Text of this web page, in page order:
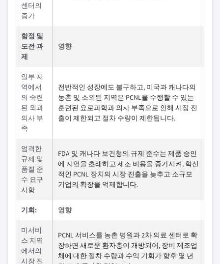
센터의
증가
함정 및
도전 과
제
영향
일부 지
역에서
의 숙련
된 외과
의사 부
족
전반적인 성장에도 불구하고, 미국과 캐나다의
농촌 및 소외된 지역은 PCNL을 수행할 수 있는
훈련된 요로과학과 의사 부족으로 인해 시장 진
출이 제한되고 절차 수량이 제한됩니다.
엄격한
규제 및
품질 준
수 요구
사항
FDA 및 캐나다 보건청의 규제 준수는 제품 승인
에 지연을 초래하고 제조 비용을 증가시켜, 혁신
적인 PCNL 장치의 시장 진출을 늦추고 소규모
기업의 확장을 억제합니다.
기회: 영향
미서비
스 지역
에서의
시장 진
PCNL 서비스를 농촌 병원과 2차 의료 센터로 확
장하면 새로운 환자층이 개방되어, 장비 제조업
체에 대한 절차 수량과 수익 기회가 향후 몇 년